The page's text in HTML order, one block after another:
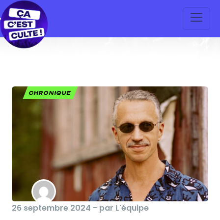
CHRONIQUE
26 septembre 2024 - par L'équipe